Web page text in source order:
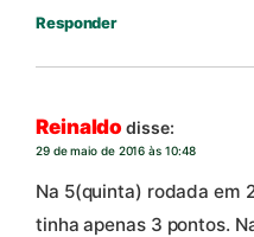
Responder
Reinaldo disse:
29 de maio de 2016 às 10:48
Na 5(quinta) rodada em
tinha apenas 3 pontos.